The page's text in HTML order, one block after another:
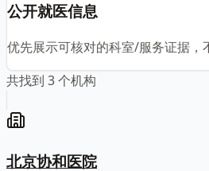
公开就医信息
优先展示可核对的科室/服务证据，
共找到 3个机构
北京协和医院